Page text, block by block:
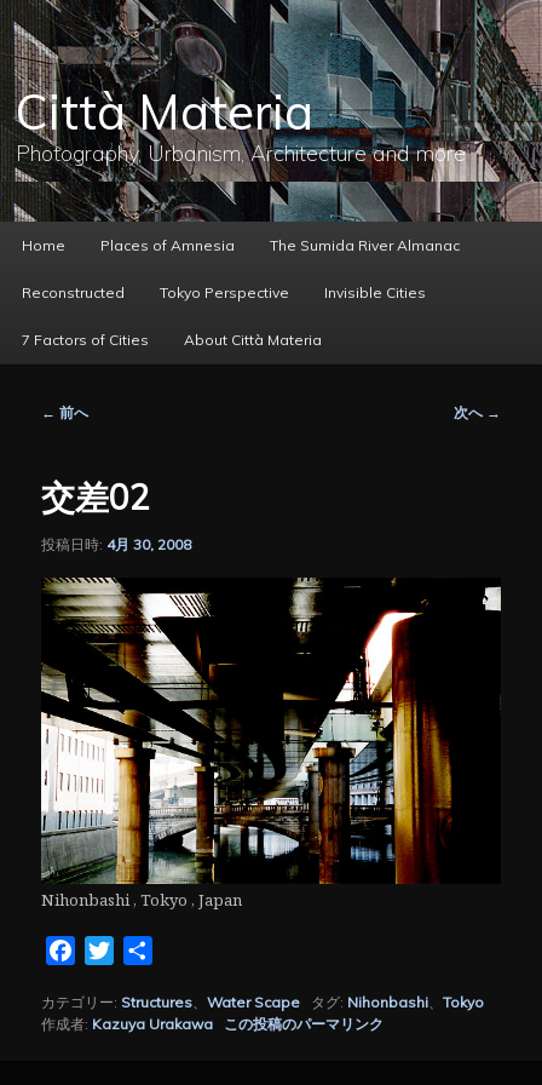
メ
イ
ン
コ
ン
テ
ン
へ
移
動
Città Materia
Photography, Urbanism, Architecture and more
ー
Home Places of Amnesia The Sumida River Almanac
Reconstructed Tokyo Perspective Invisible Cities
7 Factors of Cities About Città Materia
ビ
ゲ
ー
シ
ン
← 前へ 次へ →
交差02
投稿日時: 4月 30, 2008
Nihonbashi , Tokyo , Japan
FacebookTwitter
カテゴリー: Structures、Water Scape タグ: Nihonbashi、Tokyo
作成者: Kazuya Urakawa この投稿のパーマリンク